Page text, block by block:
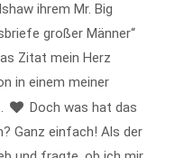
ihrem Mr. Big
großer Männer“
Zitat mein Herz
in einem meiner
Doch was hat das
Ganz einfach! Als der